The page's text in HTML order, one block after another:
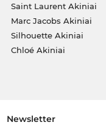
Saint Laurent Akiniai
Marc Jacobs Akiniai
Silhouette Akiniai
Chloé Akiniai
Newsletter